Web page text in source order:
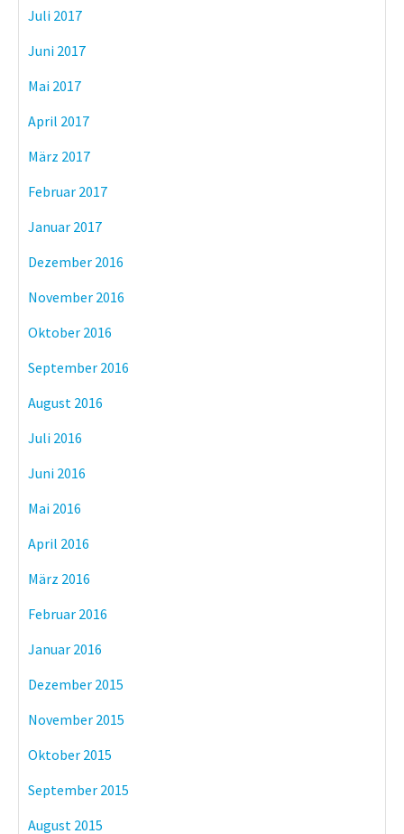
Juli 2017
Juni 2017
Mai 2017
April 2017
März 2017
Februar 2017
Januar 2017
Dezember 2016
November 2016
Oktober 2016
September 2016
August 2016
Juli 2016
Juni 2016
Mai 2016
April 2016
März 2016
Februar 2016
Januar 2016
Dezember 2015
November 2015
Oktober 2015
September 2015
August 2015